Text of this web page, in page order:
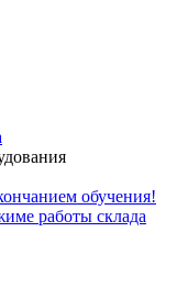
обучения!
работы склада